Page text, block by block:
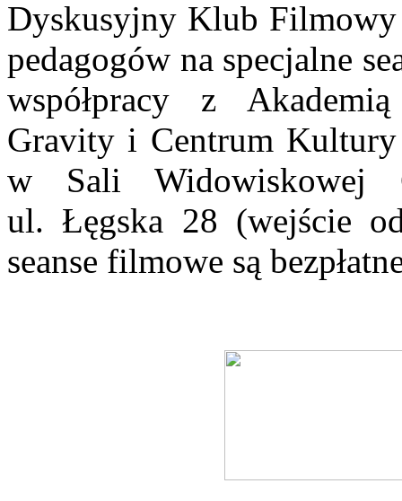
Dyskusyjny Klub
pedagogów na specjalne
współpracy z
Gravity i Centrum
w Sali Widowiskowej
ul.Łęgska 28 (wejście
seanse filmowe są